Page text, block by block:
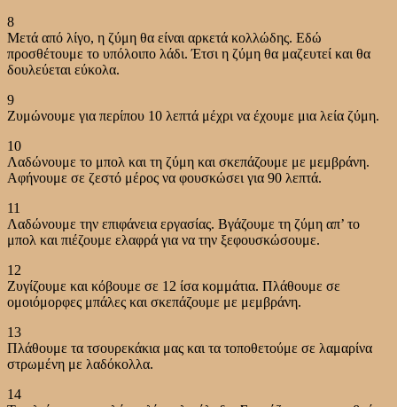
8
Μετά από λίγο, η ζύμη θα είναι αρκετά κολλώδης. Εδώ
προσθέτουμε το υπόλοιπο λάδι. Έτσι η ζύμη θα μαζευτεί και θα
δουλεύεται εύκολα.
9
Ζυμώνουμε για περίπου 10 λεπτά μέχρι να έχουμε μια λεία ζύμη.
10
Λαδώνουμε το μπολ και τη ζύμη και σκεπάζουμε με μεμβράνη.
Αφήνουμε σε ζεστό μέρος να φουσκώσει για 90 λεπτά.
11
Λαδώνουμε την επιφάνεια εργασίας. Βγάζουμε τη ζύμη απ’ το
μπολ και πιέζουμε ελαφρά για να την ξεφουσκώσουμε.
12
Ζυγίζουμε και κόβουμε σε 12 ίσα κομμάτια. Πλάθουμε σε
ομοιόμορφες μπάλες και σκεπάζουμε με μεμβράνη.
13
Πλάθουμε τα τσουρεκάκια μας και τα τοποθετούμε σε λαμαρίνα
στρωμένη με λαδόκολλα.
14